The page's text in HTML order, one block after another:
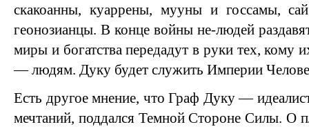
скакоанны, куаррены, мууны и госсамы,
геонозианцы. В конце войны не-людей
миры и богатства передадут в руки тех, кому
— людям. Дуку будет служить Империи
Есть другое мнение, что Граф Дуку —
мечтаний, поддался Темной Стороне Силы. О